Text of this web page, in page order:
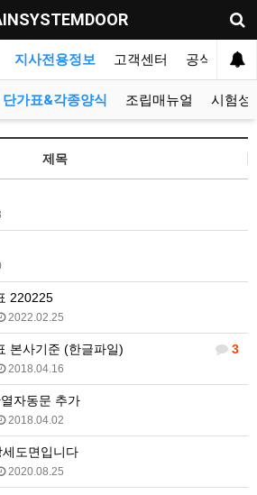
지사전용정보 고객센터 공식블로그
단가표&각종양식 조립매뉴얼 시험성
제목
220225
2022.02.25
3
본사기준 (한글파일)
2018.04.16
자동문 추가
2018.04.02
도면입니다
2020.08.25